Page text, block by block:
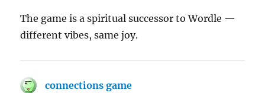
The game is a spiritual successor to Wordle —
different vibes, same joy.
connections game